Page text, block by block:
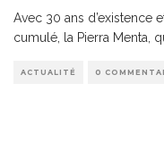
Avec 30 ans
cumulé, la Pierra Menta,
ACTUALITÉ 0